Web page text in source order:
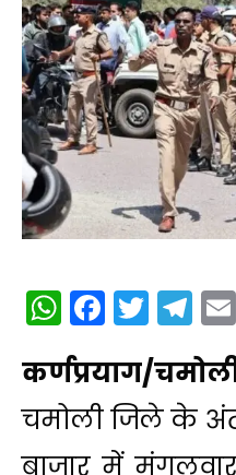
WhatsApp
​कर्णप्रयाग/
चमोली जिले के
बाजार में